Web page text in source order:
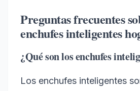
Preguntas frecuentes
enchufes inteligentes
¿Qué son los enchufes
Los enchufes inteligentes